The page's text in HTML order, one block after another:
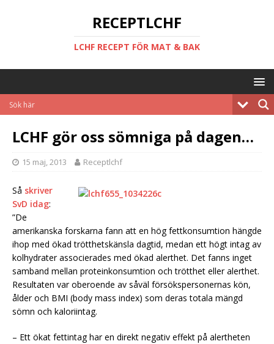
RECEPTLCHF
LCHF RECEPT FÖR MAT & BAK
LCHF gör oss sömniga på dagen…
15 maj, 2013 Receptlchf
Så skriver
SvD idag:
”De
amerikanska forskarna fann att en hög fettkonsumtion hängde
ihop med ökad trötthetskänsla dagtid, medan ett högt intag av
kolhydrater associerades med ökad alerthet. Det fanns inget
samband mellan proteinkonsumtion och trötthet eller alerthet.
Resultaten var oberoende av såväl försökspersonernas kön,
ålder och BMI (body mass index) som deras totala mängd
sömn och kaloriintag.
– Ett ökat fettintag har en direkt negativ effekt på alertheten